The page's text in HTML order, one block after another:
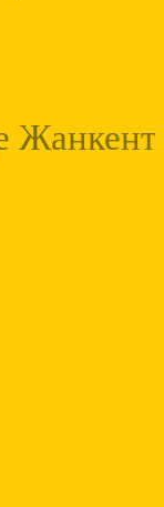
Жанкент